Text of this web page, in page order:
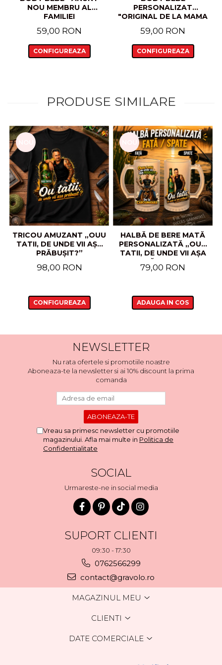
NOU MEMBRU AL
FAMILIEI
59,00 RON
CONFIGUREAZA
PERSONALIZAT
"ORIGINAL DE LA MAMA
CU MOTIVE
TRADITIONALE
59,00 RON
CONFIGUREAZA
PRODUSE SIMILARE
TRICOU AMUZANT „OUU
TATII, DE UNDE VII AȘA
PRĂBUȘIT?”
98,00 RON
CONFIGUREAZA
HALBĂ DE BERE MATĂ
PERSONALIZATĂ „OUU
TATII, DE UNDE VII AȘA
PRĂBUȘIT?”
79,00 RON
ADAUGA IN COS
NEWSLETTER
Nu rata ofertele si promotiile noastre
Aboneaza-te la newsletter si ai 10% discount la prima
comanda
Vreau sa primesc newsletter cu promotiile
magazinului. Afla mai multe in Politica de
Confidentialitate
SOCIAL
Urmareste-ne in social media
SUPORT CLIENTI
09:30 - 17:30
0762566299
contact@gravolo.ro
MAGAZINUL MEU
CLIENTI
DATE COMERCIALE